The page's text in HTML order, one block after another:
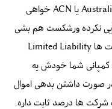
در نهایت شما یه Australian Company Number یا ACN خواهی
نکرده ورشکست هم بشی
نمیان خونه زندگی تو ببرن و اصطلاحا شرکت ها Limited Liability
کمپانی شما خودش یه
داشتن بدهی اموال
شرکت ها درصد ثابت داره.